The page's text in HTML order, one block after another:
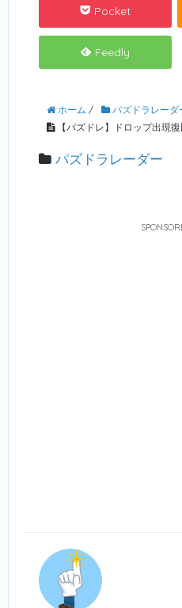
Pocket
Feedly
ホーム / パズドラレーダ
【パズドレ】ドロップ出現
パズドラレーダー